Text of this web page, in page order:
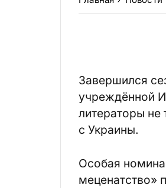
Завершился
учреждённой
литераторы не
с Украины.
Особая
меценатство»